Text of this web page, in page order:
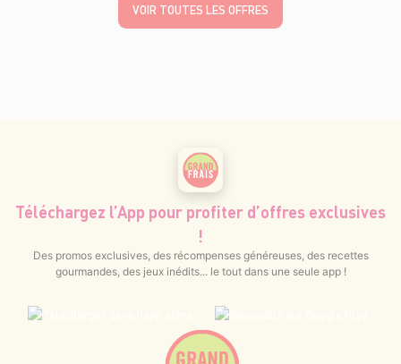
VOIR TOUTES LES OFFRES
Téléchargez l’App pour profiter d’offres exclusives
!
Des promos exclusives, des récompenses généreuses, des recettes
gourmandes, des jeux inédits... le tout dans une seule app !